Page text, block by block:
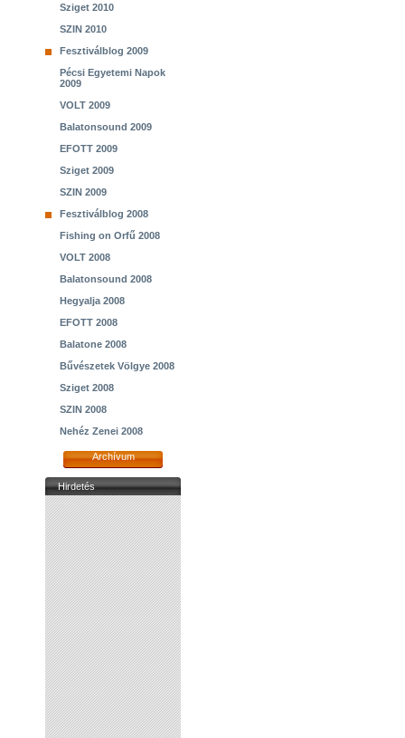
Sziget 2010
SZIN 2010
Fesztiválblog 2009
Pécsi Egyetemi Napok
2009
VOLT 2009
Balatonsound 2009
EFOTT 2009
Sziget 2009
SZIN 2009
Fesztiválblog 2008
Fishing on Orfű 2008
VOLT 2008
Balatonsound 2008
Hegyalja 2008
EFOTT 2008
Balatone 2008
Bűvészetek Völgye 2008
Sziget 2008
SZIN 2008
Nehéz Zenei 2008
Archívum
Hirdetés